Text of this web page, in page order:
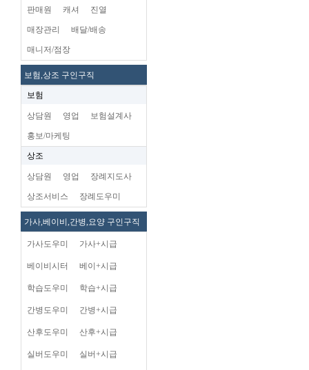
판매원 캐셔 진열
매장관리 배달/배송
매니저/점장
보험,상조 구인구직
보험
상담원 영업 보험설계사
홍보/마케팅
상조
상담원 영업 장례지도사
상조서비스 장례도우미
가사,베이비,간병,요양 구인구직
가사도우미 가사+시급
베이비시터 베이+시급
학습도우미 학습+시급
간병도우미 간병+시급
산후도우미 산후+시급
실버도우미 실버+시급